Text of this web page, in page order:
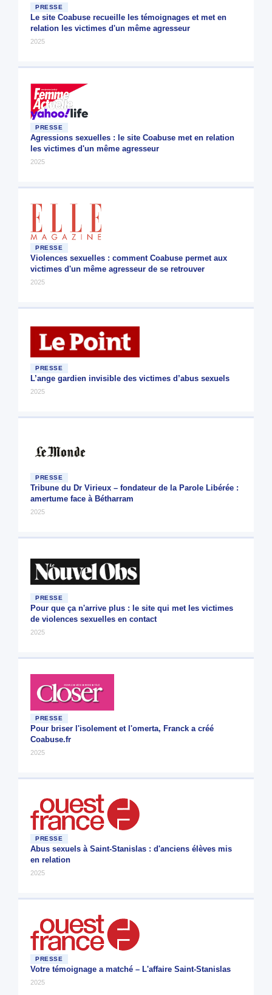
PRESSE
Le site Coabuse recueille les témoignages et met en
relation les victimes d'un même agresseur
2025
PRESSE
Agressions sexuelles : le site Coabuse met en relation
les victimes d'un même agresseur
2025
PRESSE
Violences sexuelles : comment Coabuse permet aux
victimes d'un même agresseur de se retrouver
2025
PRESSE
L’ange gardien invisible des victimes d’abus sexuels
2025
PRESSE
Tribune du Dr Virieux – fondateur de la Parole Libérée :
amertume face à Bétharram
2025
PRESSE
Pour que ça n'arrive plus : le site qui met les victimes
de violences sexuelles en contact
2025
PRESSE
Pour briser l'isolement et l'omerta, Franck a créé
Coabuse.fr
2025
PRESSE
Abus sexuels à Saint-Stanislas : d'anciens élèves mis
en relation
2025
PRESSE
Votre témoignage a matché – L'affaire Saint-Stanislas
2025